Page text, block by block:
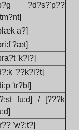
?d?s?'p??
a?]
?æt]
'k?l?]
'??k?l?t]
'tr?bl]
fu:d] / [???k
'w?:t?]